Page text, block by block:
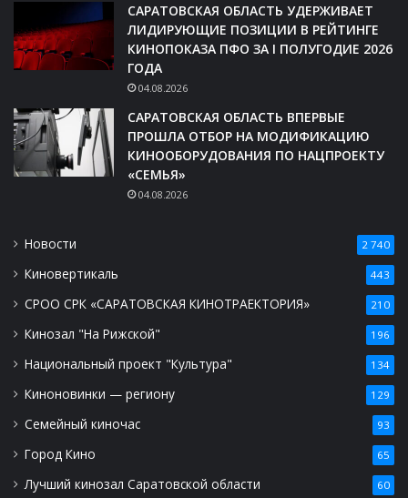
САРАТОВСКАЯ ОБЛАСТЬ УДЕРЖИВАЕТ
ЛИДИРУЮЩИЕ ПОЗИЦИИ В РЕЙТИНГЕ
КИНОПОКАЗА ПФО ЗА I ПОЛУГОДИЕ 2026
ГОДА
04.08.2026
САРАТОВСКАЯ ОБЛАСТЬ ВПЕРВЫЕ
ПРОШЛА ОТБОР НА МОДИФИКАЦИЮ
КИНООБОРУДОВАНИЯ ПО НАЦПРОЕКТУ
«СЕМЬЯ»
04.08.2026
Новости 2 740
Киновертикаль 443
СРОО СРК «САРАТОВСКАЯ КИНОТРАЕКТОРИЯ» 210
Кинозал "На Рижской" 196
Национальный проект "Культура" 134
Киноновинки — региону 129
Семейный киночас 93
Город Кино 65
Лучший кинозал Саратовской области 60